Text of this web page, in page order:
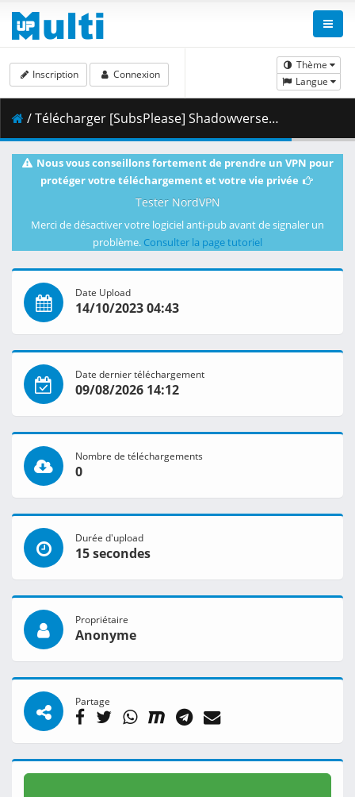
Thème
Langue
Inscription Connexion
/ Télécharger [SubsPlease] Shadowverse Flame - 65 (720p) [90887E1D].mkv.001 ( 354.69 MB )
Nous vous conseillons fortement de prendre un VPN pour
protéger votre téléchargement et votre vie privée
Tester NordVPN
Merci de désactiver votre logiciel anti-pub avant de signaler un
problème. Consulter la page tutoriel
Date Upload
14/10/2023 04:43
Date dernier téléchargement
09/08/2026 14:12
Nombre de téléchargements
0
Durée d'upload
15 secondes
Propriétaire
Anonyme
Partage